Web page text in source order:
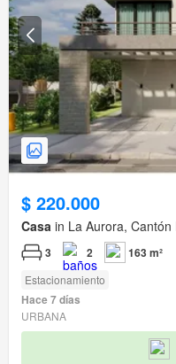
$ 220.000
Casa in La Aurora,
3 2 163 m²
Estacionamiento
Hace 7 días
URBANA